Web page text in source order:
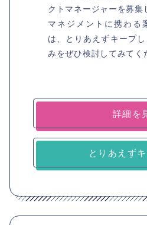
クトマネージャーを募集
マネジメントに携わる
は、とりあえずキープ
みをぜひ検討してみてく
詳細を
とりあえず